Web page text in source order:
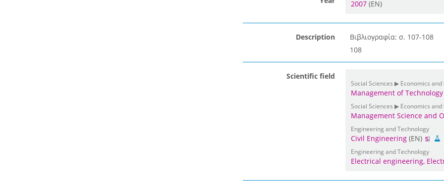
2007 (EN)
Description
Βιβλιογραφία: σ. 107-108
108
Scientific field
Social Sciences ▶ Economics and
Management of
Social Sciences ▶ Economics and
Management Science and
Engineering and Technology
Civil Engineering(EN)
Engineering and Technology
Electrical engineering,